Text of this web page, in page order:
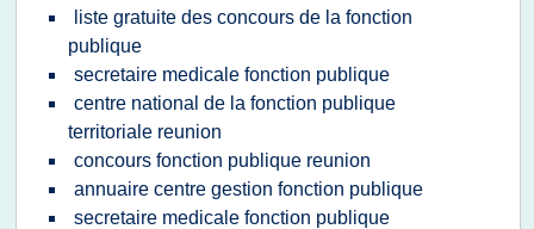
liste gratuite des concours de la fonction
publique
secretaire medicale fonction publique
centre national de la fonction publique
territoriale reunion
concours fonction publique reunion
annuaire centre gestion fonction publique
secretaire medicale fonction publique